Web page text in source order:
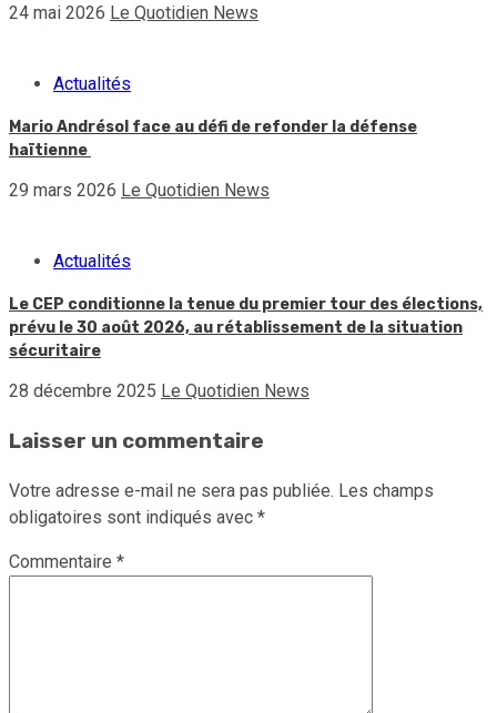
24 mai 2026 Le Quotidien News
Actualités
Mario Andrésol face au défi de refonder la défense
haïtienne
29 mars 2026 Le Quotidien News
Actualités
Le CEP conditionne la tenue du premier tour des élections,
prévu le 30 août 2026, au rétablissement de la situation
sécuritaire
28 décembre 2025 Le Quotidien News
Laisser un commentaire
Votre adresse e-mail ne sera pas publiée. Les champs
obligatoires sont indiqués avec *
Commentaire *